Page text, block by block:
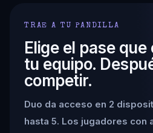
TRAE A TU PANDILLA
Elige el pase que
tu equipo.
competir.
Duo da acceso en 2
hasta 5. Los jugadores con